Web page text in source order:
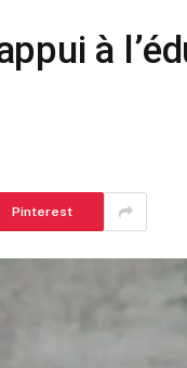
à
Pinterest